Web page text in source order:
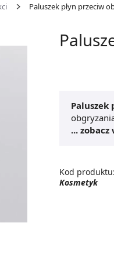
Paluszek płyn przeciw
Paluszek
warstwę o
... zobacz
Kod produktu:
Kosmetyk